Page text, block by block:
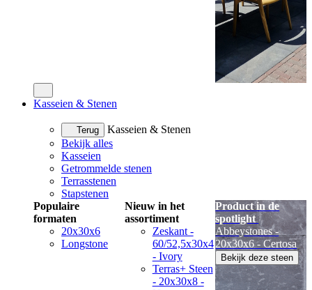
Kasseien & Stenen
Terug
Kasseien & Stenen
Bekijk alles
Kasseien
Getrommelde stenen
Terrasstenen
Stapstenen
Populaire
formaten
20x30x6
Longstone
Nieuw in het
assortiment
Zeskant -
60/52,5x30x4
- Ivory
Terras+ Steen
- 20x30x8 -
Product in de
spotlight
Abbeystones -
20x30x6 - Certosa
Bekijk deze steen